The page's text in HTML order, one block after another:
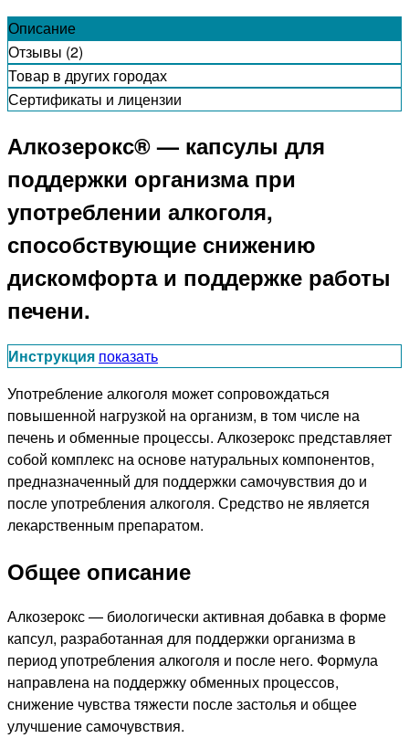
Описание
Отзывы (2)
Товар в других городах
Сертификаты и лицензии
Алкозерокс® — капсулы для
поддержки организма при
употреблении алкоголя,
способствующие снижению
дискомфорта и поддержке работы
печени.
Инструкция показать
Употребление алкоголя может сопровождаться
повышенной нагрузкой на организм, в том числе на
печень и обменные процессы. Алкозерокс представляет
собой комплекс на основе натуральных компонентов,
предназначенный для поддержки самочувствия до и
после употребления алкоголя. Средство не является
лекарственным препаратом.
Общее описание
Алкозерокс — биологически активная добавка в форме
капсул, разработанная для поддержки организма в
период употребления алкоголя и после него. Формула
направлена на поддержку обменных процессов,
снижение чувства тяжести после застолья и общее
улучшение самочувствия.